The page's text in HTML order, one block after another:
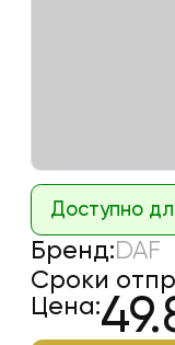
Доступно
Бренд:DAF
Сроки
Цена: